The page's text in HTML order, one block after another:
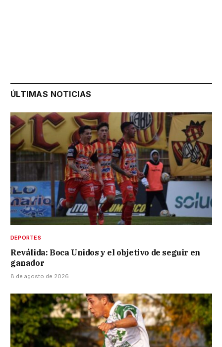
ÚLTIMAS NOTICIAS
DEPORTES
Reválida: Boca Unidos y el objetivo de seguir en
ganador
8 de agosto de 2026